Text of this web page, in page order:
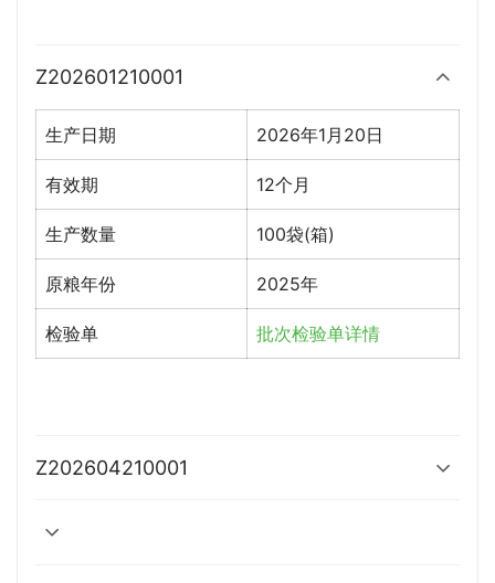
Z202601210001
生产日期 2026年1月20日
有效期 12个月
生产数量 100袋(箱)
原粮年份 2025年
检验单 批次检验单详情
Z202604210001